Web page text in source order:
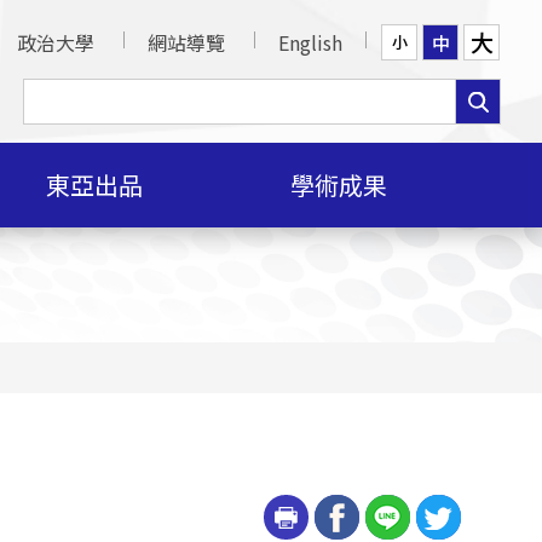
政治大學 網站導覽 English 小 中 大
東亞出品 學術成果